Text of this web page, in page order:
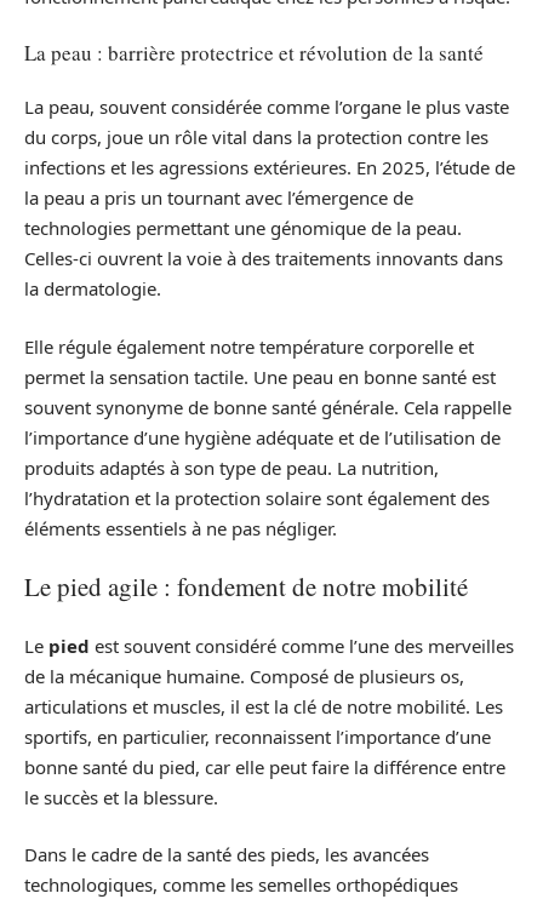
La peau : barrière protectrice et révolution de la santé
La peau, souvent considérée comme l’organe le plus vaste
du corps, joue un rôle vital dans la protection contre les
infections et les agressions extérieures. En 2025, l’étude de
la peau a pris un tournant avec l’émergence de
technologies permettant une génomique de la peau.
Celles-ci ouvrent la voie à des traitements innovants dans
la dermatologie.
Elle régule également notre température corporelle et
permet la sensation tactile. Une peau en bonne santé est
souvent synonyme de bonne santé générale. Cela rappelle
l’importance d’une hygiène adéquate et de l’utilisation de
produits adaptés à son type de peau. La nutrition,
l’hydratation et la protection solaire sont également des
éléments essentiels à ne pas négliger.
Le pied agile : fondement de notre mobilité
Le pied est souvent considéré comme l’une des merveilles
de la mécanique humaine. Composé de plusieurs os,
articulations et muscles, il est la clé de notre mobilité. Les
sportifs, en particulier, reconnaissent l’importance d’une
bonne santé du pied, car elle peut faire la différence entre
le succès et la blessure.
Dans le cadre de la santé des pieds, les avancées
technologiques, comme les semelles orthopédiques